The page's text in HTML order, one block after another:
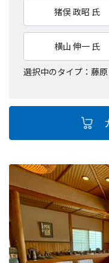
猪俣 政昭 氏
横山 伸一 氏
選択中のタイプ：藤